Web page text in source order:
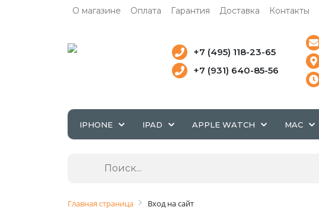
О магазине Оплата Гарантия Доставка Контакты
+7 (495) 118-23-65
+7 (931) 640-85-56
IPHONE IPAD APPLE WATCH MAC
Главная страница Вход на сайт